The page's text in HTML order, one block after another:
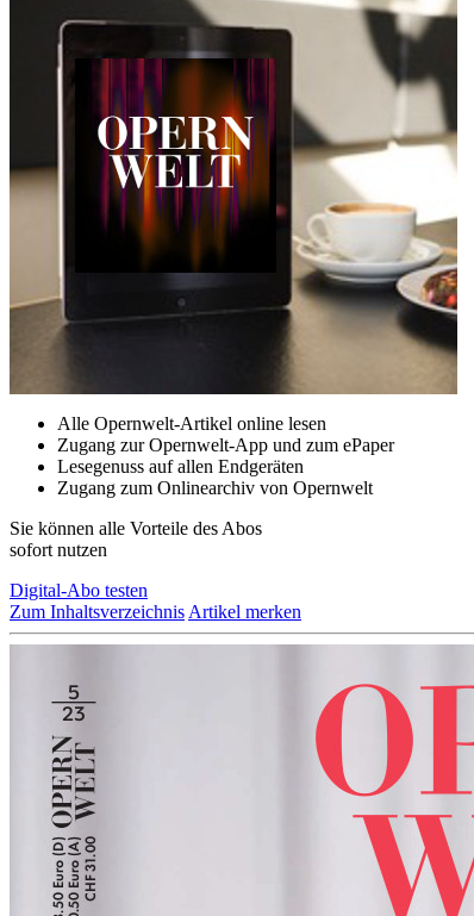
Alle Opernwelt-Artikel online lesen
Zugang zur Opernwelt-App und zum ePaper
Lesegenuss auf allen Endgeräten
Zugang zum Onlinearchiv von Opernwelt
Sie können alle Vorteile des Abos
sofort nutzen
Digital-Abo testen
Zum Inhaltsverzeichnis Artikel merken